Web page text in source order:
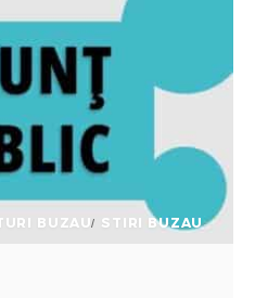
BUZAU STIRI BUZAU